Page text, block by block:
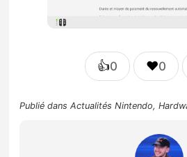
👍0 ❤️0
Publié dansActualités Nintendo,